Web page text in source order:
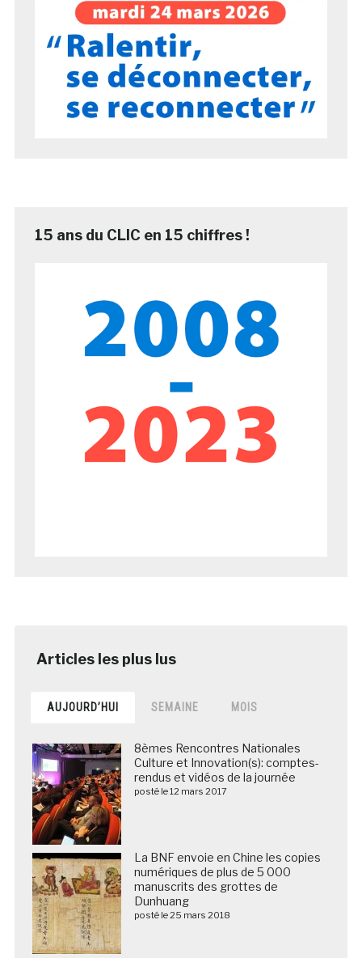
15 ans du CLIC en 15 chiffres !
AUJOURD’HUI SEMAINE MOIS
8èmes Rencontres Nationales
Culture et Innovation(s): comptes-
rendus et vidéos de la journée
posté le 12 mars 2017
La BNF envoie en Chine les copies
numériques de plus de 5 000
manuscrits des grottes de
Dunhuang
posté le 25 mars 2018